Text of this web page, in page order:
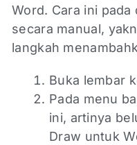
Word. Cara ini
secara manual,
langkah
Buka lembar
Pada menu
ini, artinya
Draw untuk